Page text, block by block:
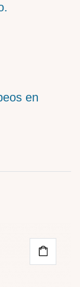
en